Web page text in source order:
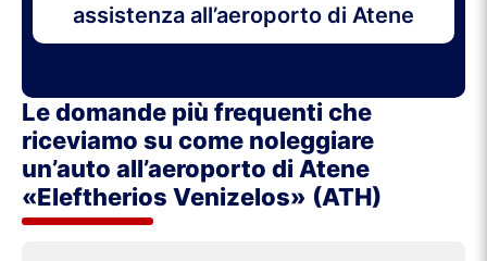
Le domande più frequenti che
riceviamo su come noleggiare
un’auto all’aeroporto di Atene
«Eleftherios Venizelos» (ATH)
assistenza all’aeroporto di Atene